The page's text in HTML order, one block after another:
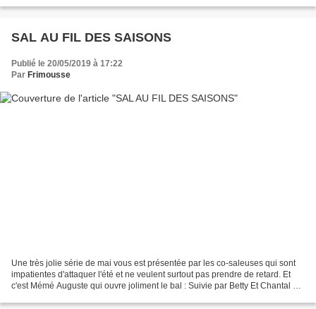
SAL AU FIL DES SAISONS
Publié le 20/05/2019 à 17:22
Par Frimousse
Une très jolie série de mai vous est présentée par les co-saleuses qui sont
impatientes d'attaquer l'été et ne veulent surtout pas prendre de retard. Et
c'est Mémé Auguste qui ouvre joliment le bal : Suivie par Betty Et Chantal Et